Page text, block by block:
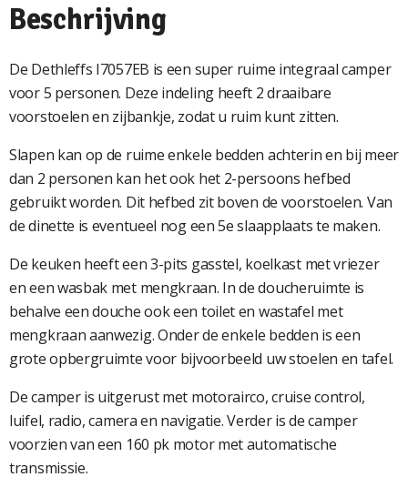
Beschrijving
De Dethleffs I7057EB is een super ruime integraal camper
voor 5 personen. Deze indeling heeft 2 draaibare
voorstoelen en zijbankje, zodat u ruim kunt zitten.
Slapen kan op de ruime enkele bedden achterin en bij meer
dan 2 personen kan het ook het 2-persoons hefbed
gebruikt worden. Dit hefbed zit boven de voorstoelen. Van
de dinette is eventueel nog een 5e slaapplaats te maken.
De keuken heeft een 3-pits gasstel, koelkast met vriezer
en een wasbak met mengkraan. In de doucheruimte is
behalve een douche ook een toilet en wastafel met
mengkraan aanwezig. Onder de enkele bedden is een
grote opbergruimte voor bijvoorbeeld uw stoelen en tafel.
De camper is uitgerust met motorairco, cruise control,
luifel, radio, camera en navigatie. Verder is de camper
voorzien van een 160 pk motor met automatische
transmissie.